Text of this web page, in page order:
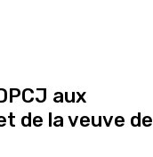
aux
de la veuve de